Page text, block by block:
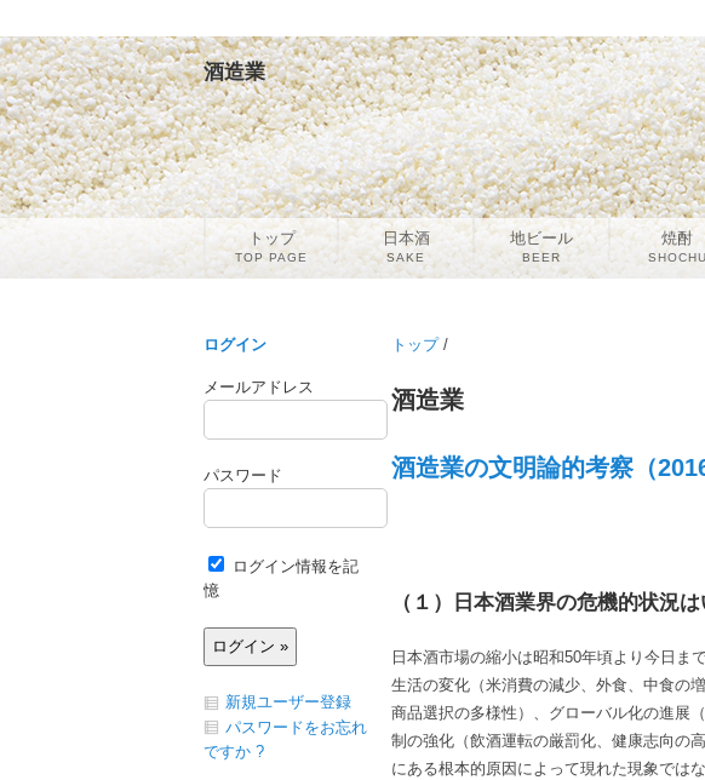
酒造業
トップ/
酒造業
酒造業の文明論的考察（
（１）日本酒業界の危機的状況
日本酒市場の縮小は昭和50年頃より今日ま
生活の変化（米消費の減少、外食、中食の
商品選択の多様性）、グローバル化の進展
制の強化（飲酒運転の厳罰化、健康志向の
にある根本的原因によって現れた現象では
ログイン
メールアドレス
パスワード
ログイン情報を記
憶
新規ユーザー登録
パスワードをお忘れ
ですか ?
トップ
TOP PAGE
日本酒
SAKE
地ビール
BEER
焼酎
SHOCHU